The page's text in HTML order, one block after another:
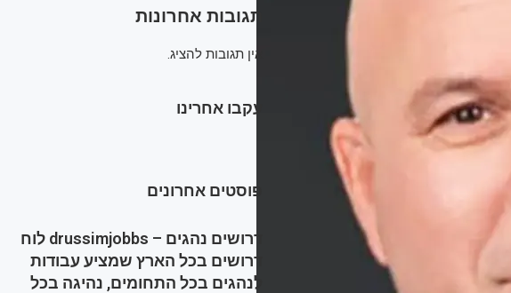
תגובות אחרונות
אין תגובות להציג.
עקבו אחרינו
פוסטים אחרונים
דרושים נהגים – drussimjobbs לוח
דרושים בכל הארץ שמציע עבודות
לנהגים בכל התחומים, נהיגה בכל